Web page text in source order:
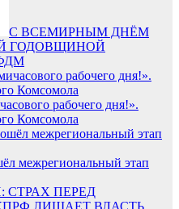
С ВСЕМИРНЫМ ДНЁМ
ГОДОВЩИНОЙ
рабочего дня!».
Комсомола
межрегиональный этап